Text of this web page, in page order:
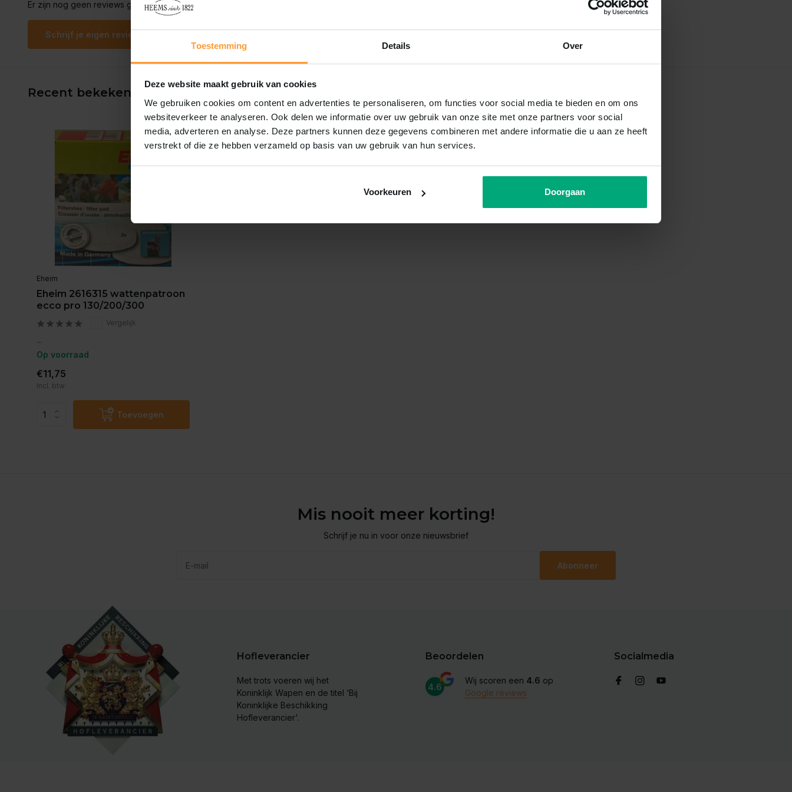
Toestemming Details Over
Deze website maakt gebruik van cookies
We gebruiken cookies om content en advertenties te personaliseren, om functies voor social media te bieden en om ons
websiteverkeer te analyseren. Ook delen we informatie over uw gebruik van onze site met onze partners voor social
media, adverteren en analyse. Deze partners kunnen deze gegevens combineren met andere informatie die u aan ze heeft
verstrekt of die ze hebben verzameld op basis van uw gebruik van hun services.
Voorkeuren Doorgaan
Er zijn nog geen reviews geschreven over dit product..
Schrijf je eigen review
Recent bekeken
Eheim
Eheim 2616315 wattenpatroon
ecco pro 130/200/300
Vergelijk
...
Op voorraad
€11,75
Incl. btw
Toevoegen
Mis nooit meer korting!
Schrijf je nu in voor onze nieuwsbrief
Abonneer
Hofleverancier
Met trots voeren wij het
Koninklijk Wapen en de titel ‘Bij
Koninklijke Beschikking
Hofleverancier'.
Beoordelen
4.6
Wij scoren een 4.6 op
Google reviews
Socialmedia